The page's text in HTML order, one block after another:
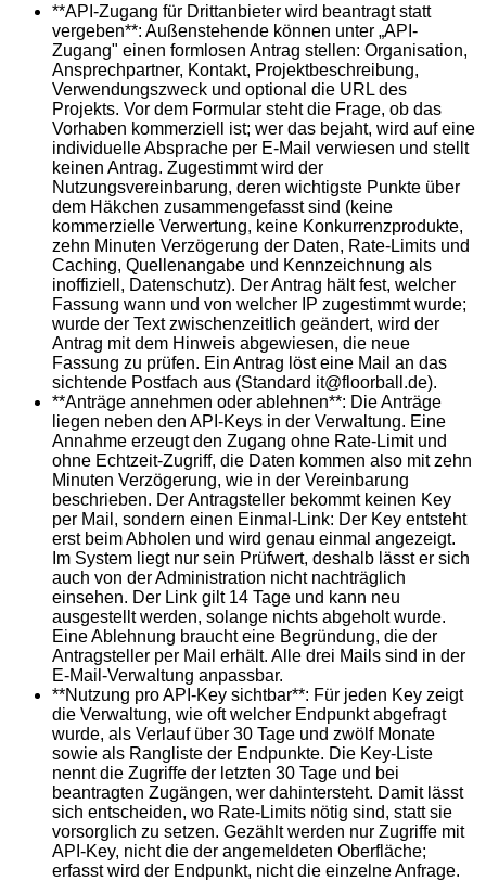
**API-Zugang für Drittanbieter wird beantragt statt
vergeben**: Außenstehende können unter „API-
Zugang" einen formlosen Antrag stellen: Organisation,
Ansprechpartner, Kontakt, Projektbeschreibung,
Verwendungszweck und optional die URL des
Projekts. Vor dem Formular steht die Frage, ob das
Vorhaben kommerziell ist; wer das bejaht, wird auf eine
individuelle Absprache per E-Mail verwiesen und stellt
keinen Antrag. Zugestimmt wird der
Nutzungsvereinbarung, deren wichtigste Punkte über
dem Häkchen zusammengefasst sind (keine
kommerzielle Verwertung, keine Konkurrenzprodukte,
zehn Minuten Verzögerung der Daten, Rate-Limits und
Caching, Quellenangabe und Kennzeichnung als
inoffiziell, Datenschutz). Der Antrag hält fest, welcher
Fassung wann und von welcher IP zugestimmt wurde;
wurde der Text zwischenzeitlich geändert, wird der
Antrag mit dem Hinweis abgewiesen, die neue
Fassung zu prüfen. Ein Antrag löst eine Mail an das
sichtende Postfach aus (Standard it@floorball.de).
**Anträge annehmen oder ablehnen**: Die Anträge
liegen neben den API-Keys in der Verwaltung. Eine
Annahme erzeugt den Zugang ohne Rate-Limit und
ohne Echtzeit-Zugriff, die Daten kommen also mit zehn
Minuten Verzögerung, wie in der Vereinbarung
beschrieben. Der Antragsteller bekommt keinen Key
per Mail, sondern einen Einmal-Link: Der Key entsteht
erst beim Abholen und wird genau einmal angezeigt.
Im System liegt nur sein Prüfwert, deshalb lässt er sich
auch von der Administration nicht nachträglich
einsehen. Der Link gilt 14 Tage und kann neu
ausgestellt werden, solange nichts abgeholt wurde.
Eine Ablehnung braucht eine Begründung, die der
Antragsteller per Mail erhält. Alle drei Mails sind in der
E-Mail-Verwaltung anpassbar.
**Nutzung pro API-Key sichtbar**: Für jeden Key zeigt
die Verwaltung, wie oft welcher Endpunkt abgefragt
wurde, als Verlauf über 30 Tage und zwölf Monate
sowie als Rangliste der Endpunkte. Die Key-Liste
nennt die Zugriffe der letzten 30 Tage und bei
beantragten Zugängen, wer dahintersteht. Damit lässt
sich entscheiden, wo Rate-Limits nötig sind, statt sie
vorsorglich zu setzen. Gezählt werden nur Zugriffe mit
API-Key, nicht die der angemeldeten Oberfläche;
erfasst wird der Endpunkt, nicht die einzelne Anfrage.